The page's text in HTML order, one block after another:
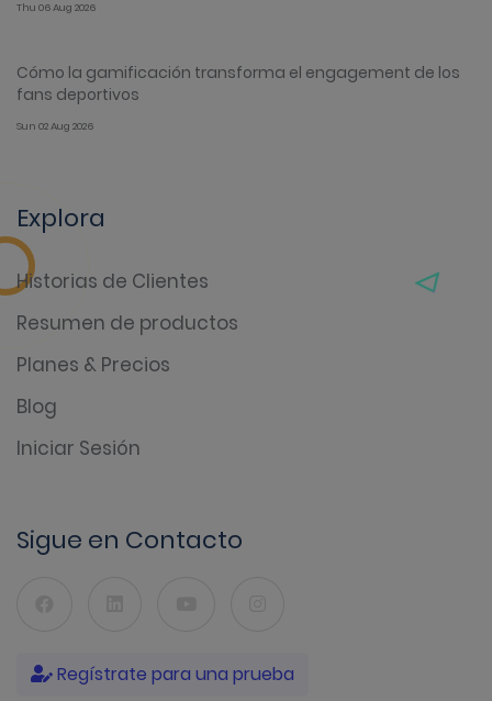
Thu 06 Aug 2026
Cómo la gamificación transforma el engagement de los
fans deportivos
Sun 02 Aug 2026
Explora
Historias de Clientes
Resumen de productos
Planes & Precios
Blog
Iniciar Sesión
Sigue en Contacto
Regístrate para una prueba